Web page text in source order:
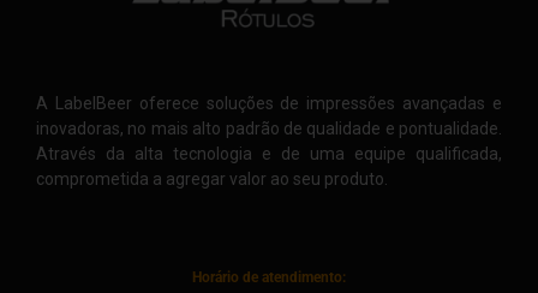
A LabelBeer oferece soluções de impressões avançadas e
inovadoras, no mais alto padrão de qualidade e pontualidade.
Através da alta tecnologia e de uma equipe qualificada,
comprometida a agregar valor ao seu produto.
Horário de atendimento: